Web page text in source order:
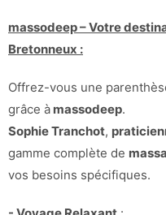
massodeep – Votre
Bretonneux :
Offrez-vous une
grâce à massodeep.
Sophie Tranchot,
gamme complète de
vos besoins spécifiques.